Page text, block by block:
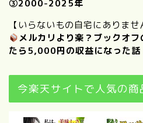
③2000-2025年
【いらないもの自宅にありませ
メルカリより楽？ブックオ
たら5,000円の収益になった話
今楽天サイトで人気の商